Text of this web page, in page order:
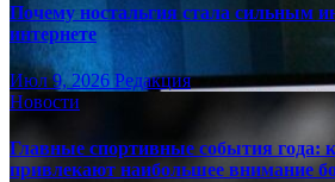
Почему ностальгия стала сильным
интернете
Июл 9, 2026 Редакция
Новости
Главные спортивные события года:
привлекают наибольшее внимание